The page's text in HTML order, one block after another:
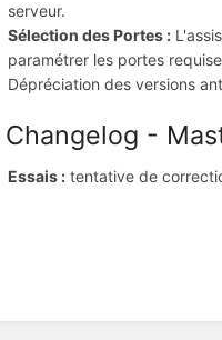
serveur.
Sélection des Portes :
paramétrer les portes
Dépréciation des versions
Changelog -
Essais : tentative de